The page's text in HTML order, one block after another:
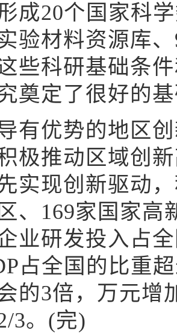
成20个国家科
验材料资源库
些科研基础条
奠定了很好的
优势的地区创
极推动区域创
实现创新驱动
、169家国家高
业研发投入占
占全国的比重
的3倍，万元增
3。(完)